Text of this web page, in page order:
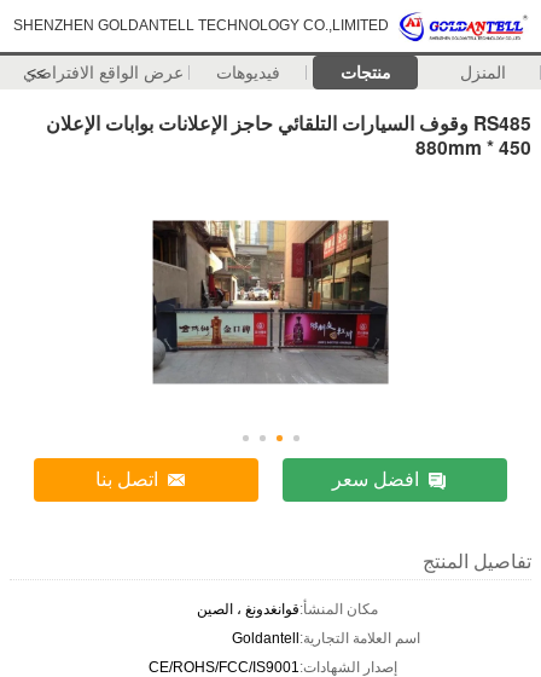
SHENZHEN GOLDANTELL TECHNOLOGY CO.,LIMITED
المنزل منتجات فيديوهات عرض الواقع الافتراضي
>>
RS485 وقوف السيارات التلقائي حاجز الإعلانات بوابات الإعلان
450 * 880mm
افضل سعر اتصل بنا
تفاصيل المنتج
مكان المنشأ:قوانغدونغ ، الصين
اسم العلامة التجارية:Goldantell
إصدار الشهادات:CE/ROHS/FCC/IS9001